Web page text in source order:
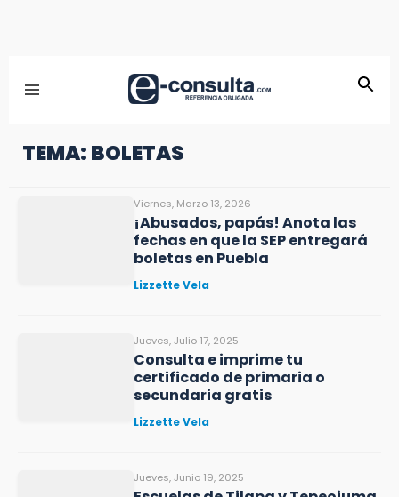
TEMA: BOLETAS
Viernes, Marzo 13, 2026
¡Abusados, papás! Anota las
fechas en que la SEP entregará
boletas en Puebla
Lizzette Vela
Jueves, Julio 17, 2025
Consulta e imprime tu
certificado de primaria o
secundaria gratis
Lizzette Vela
Jueves, Junio 19, 2025